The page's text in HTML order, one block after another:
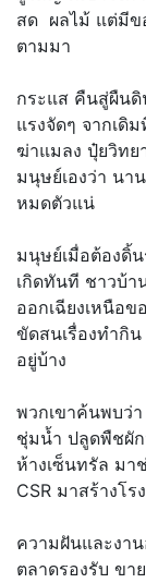
สด ผลไม้ แต่มีข
ตามมา
กระแส คืนสู่ผืน
แรงจัดๆ จากเดิ
ฆ่าแมลง ปุ๋ยวิทย
มนุษย์เองว่า นา
หมดตัวแน่
มนุษย์เมื่อต้องดิ้
เกิดทันที ชาวบ้า
ออกเฉียงเหนือข
ขัดสนเรื่องทำกิน
อยู่บ้าง
พวกเขาค้นพบว่
ชุ่มน้ำ ปลูดพืชผั
ห้างเซ็นทรัล มา
CSR มาสร้างโ
ความฝันและงา
ตลาดรองรับ ขา